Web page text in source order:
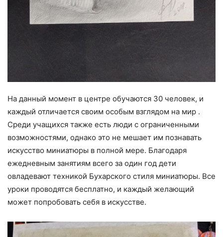
На данный момент в центре обучаются 30 человек, и
каждый отличается своим особым взглядом на мир .
Среди учащихся также есть люди с ограниченными
возможностями, однако это не мешает им познавать
искусство миниатюры в полной мере. Благодаря
ежедневным занятиям всего за один год дети
овладевают техникой Бухарского стиля миниатюры. Все
уроки проводятся бесплатно, и каждый желающий
может попробовать себя в искусстве.